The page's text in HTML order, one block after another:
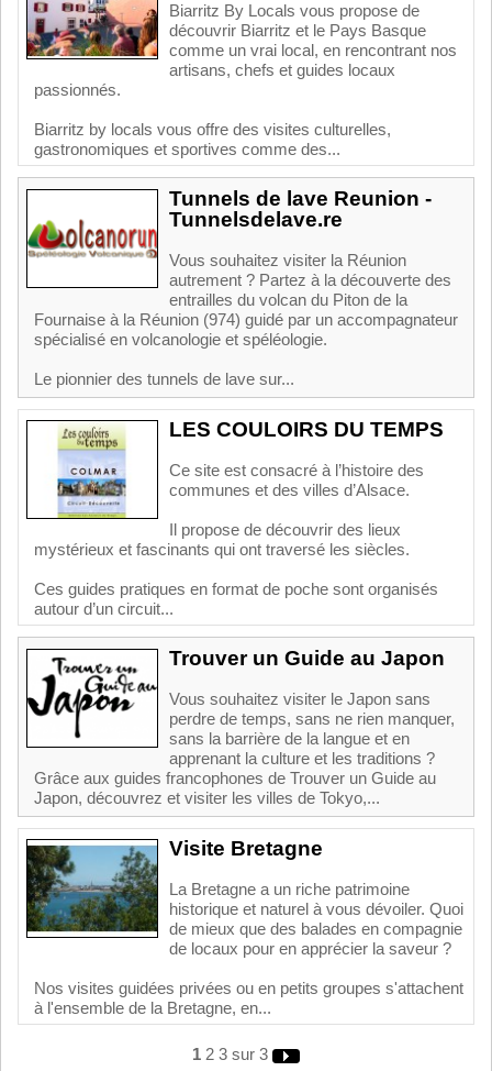
Biarritz By Locals vous propose de
découvrir Biarritz et le Pays Basque
comme un vrai local, en rencontrant nos
artisans, chefs et guides locaux
passionnés.
Biarritz by locals vous offre des visites culturelles,
gastronomiques et sportives comme des...
Tunnels de lave Reunion -
Tunnelsdelave.re
Vous souhaitez visiter la Réunion
autrement ? Partez à la découverte des
entrailles du volcan du Piton de la
Fournaise à la Réunion (974) guidé par un accompagnateur
spécialisé en volcanologie et spéléologie.
Le pionnier des tunnels de lave sur...
LES COULOIRS DU TEMPS
Ce site est consacré à l’histoire des
communes et des villes d’Alsace.
Il propose de découvrir des lieux
mystérieux et fascinants qui ont traversé les siècles.
Ces guides pratiques en format de poche sont organisés
autour d’un circuit...
Trouver un Guide au Japon
Vous souhaitez visiter le Japon sans
perdre de temps, sans ne rien manquer,
sans la barrière de la langue et en
apprenant la culture et les traditions ?
Grâce aux guides francophones de Trouver un Guide au
Japon, découvrez et visiter les villes de Tokyo,...
Visite Bretagne
La Bretagne a un riche patrimoine
historique et naturel à vous dévoiler. Quoi
de mieux que des balades en compagnie
de locaux pour en apprécier la saveur ?
Nos visites guidées privées ou en petits groupes s'attachent
à l'ensemble de la Bretagne, en...
1 2 3 sur 3